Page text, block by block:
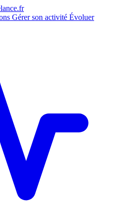
.fr
Gérer son activité Évoluer